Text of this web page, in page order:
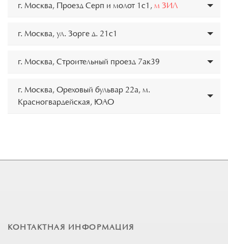
г. Москва, Проезд Серп и молот 1с1, м ЗИЛ
г. Москва, ул. Зорге д. 21с1
г. Москва, Строительный проезд 7ак39
г. Москва, Ореховый бульвар 22а, м.
Красногвардейская, ЮАО
КОНТАКТНАЯ ИНФОРМАЦИЯ